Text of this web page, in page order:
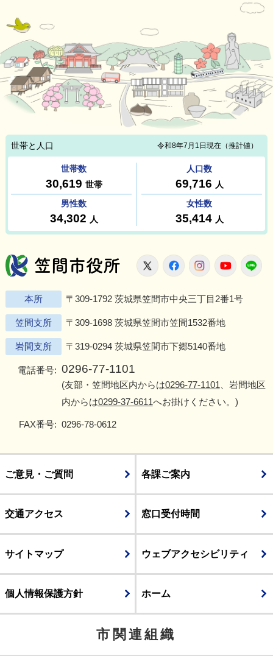
笠間市役所
X FacebookInstagram
本所 〒309-1792 茨城県笠間市中央三丁目2番1号
笠間支所 〒309-1698 茨城県笠間市笠間1532番地
岩間支所 〒319-0294 茨城県笠間市下郷5140番地
電話番号: 0296-77-1101
(友部・笠間地区内からは0296-77-1101 、岩間地区
内からは0299-37-6611へお掛けください。)
FAX番号: 0296-78-0612
ご意見・ご質問 各課ご案内
交通アクセス 窓口受付時間
サイトマップ ウェブアクセシビリティ
個人情報保護方針 ホーム
市関連組織